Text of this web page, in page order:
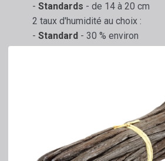
- Standards - de 14 à 20 cm
2 taux d'humidité au choix :
- Standard - 30 % environ
En infusion, Crème, Pâtisserie,
Chocolat, Recettes salées et
Certification: